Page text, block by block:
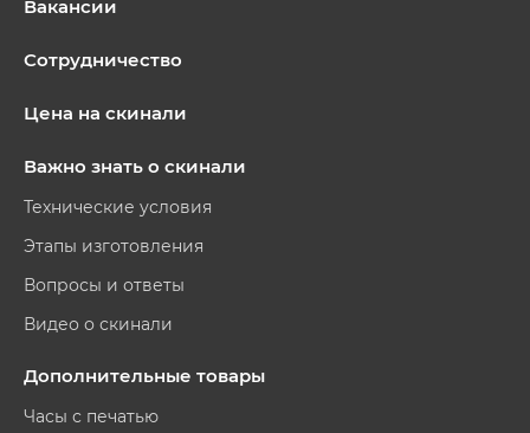
Вакансии
Сотрудничество
Цена на скинали
Важно знать о скинали
Технические условия
Этапы изготовления
Вопросы и ответы
Видео о скинали
Дополнительные товары
Часы с печатью